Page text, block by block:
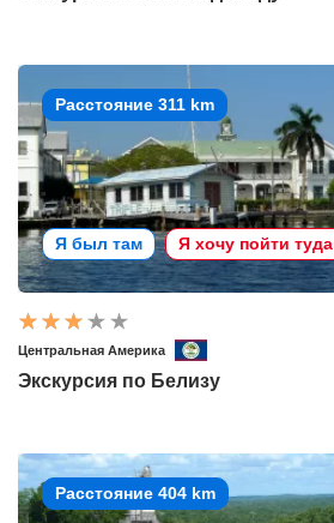
Расстояние 311 km
Я был там Я хочу пойти туда
Центральная Америка
Экскурсия по Белизу
Расстояние 404 km